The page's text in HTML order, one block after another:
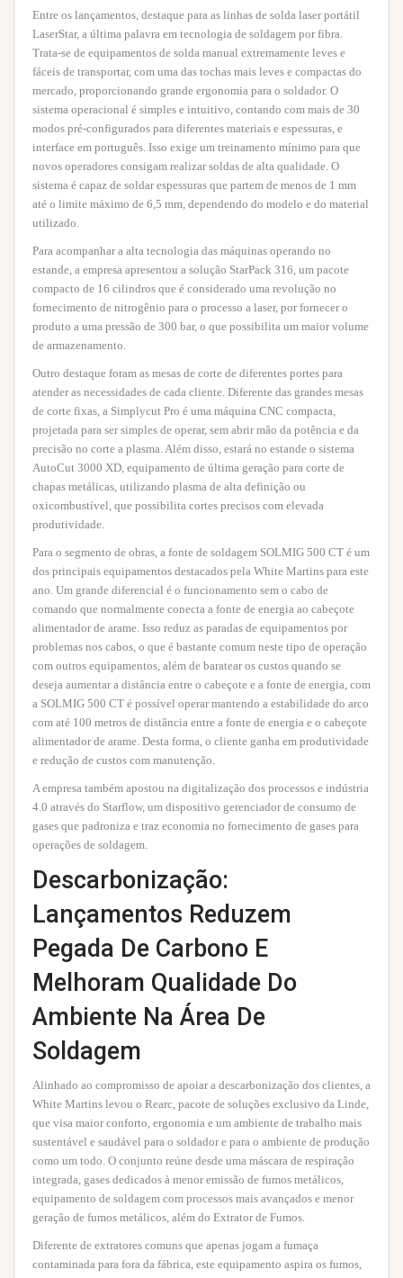
Entre os lançamentos, destaque para as linhas de solda laser portátil
LaserStar, a última palavra em tecnologia de soldagem por fibra.
Trata-se de equipamentos de solda manual extremamente leves e
fáceis de transportar, com uma das tochas mais leves e compactas do
mercado, proporcionando grande ergonomia para o soldador. O
sistema operacional é simples e intuitivo, contando com mais de 30
modos pré-configurados para diferentes materiais e espessuras, e
interface em português. Isso exige um treinamento mínimo para que
novos operadores consigam realizar soldas de alta qualidade. O
sistema é capaz de soldar espessuras que partem de menos de 1 mm
até o limite máximo de 6,5 mm, dependendo do modelo e do material
utilizado.
Para acompanhar a alta tecnologia das máquinas operando no
estande, a empresa apresentou a solução StarPack 316, um pacote
compacto de 16 cilindros que é considerado uma revolução no
fornecimento de nitrogênio para o processo a laser, por fornecer o
produto a uma pressão de 300 bar, o que possibilita um maior volume
de armazenamento.
Outro destaque foram as mesas de corte de diferentes portes para
atender as necessidades de cada cliente. Diferente das grandes mesas
de corte fixas, a Simplycut Pro é uma máquina CNC compacta,
projetada para ser simples de operar, sem abrir mão da potência e da
precisão no corte a plasma. Além disso, estará no estande o sistema
AutoCut 3000 XD, equipamento de última geração para corte de
chapas metálicas, utilizando plasma de alta definição ou
oxicombustível, que possibilita cortes precisos com elevada
produtividade.
Para o segmento de obras, a fonte de soldagem SOLMIG 500 CT é um
dos principais equipamentos destacados pela White Martins para este
ano. Um grande diferencial é o funcionamento sem o cabo de
comando que normalmente conecta a fonte de energia ao cabeçote
alimentador de arame. Isso reduz as paradas de equipamentos por
problemas nos cabos, o que é bastante comum neste tipo de operação
com outros equipamentos, além de baratear os custos quando se
deseja aumentar a distância entre o cabeçote e a fonte de energia, com
a SOLMIG 500 CT é possível operar mantendo a estabilidade do arco
com até 100 metros de distância entre a fonte de energia e o cabeçote
alimentador de arame. Desta forma, o cliente ganha em produtividade
e redução de custos com manutenção.
A empresa também apostou na digitalização dos processos e indústria
4.0 através do Starflow, um dispositivo gerenciador de consumo de
gases que padroniza e traz economia no fornecimento de gases para
operações de soldagem.
Descarbonização:
Lançamentos Reduzem
Pegada De Carbono E
Melhoram Qualidade Do
Ambiente Na Área De
Soldagem
Alinhado ao compromisso de apoiar a descarbonização dos clientes, a
White Martins levou o Rearc, pacote de soluções exclusivo da Linde,
que visa maior conforto, ergonomia e um ambiente de trabalho mais
sustentável e saudável para o soldador e para o ambiente de produção
como um todo. O conjunto reúne desde uma máscara de respiração
integrada, gases dedicados à menor emissão de fumos metálicos,
equipamento de soldagem com processos mais avançados e menor
geração de fumos metálicos, além do Extrator de Fumos.
Diferente de extratores comuns que apenas jogam a fumaça
contaminada para fora da fábrica, este equipamento aspira os fumos,